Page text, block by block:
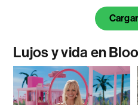
Lujos y vida en